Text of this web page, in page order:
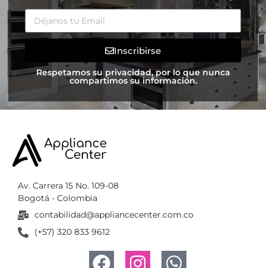
Inscribirse
Respetamos su privacidad, por lo que nunca
compartimos su información.
Av. Carrera 15 No. 109-08
Bogotá - Colombia
contabilidad@appliancecenter.com.co
(+57) 320 833 9612